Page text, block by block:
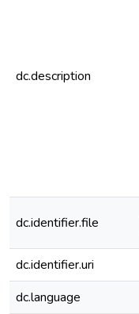
dc.description
dc.identifier.file
dc.identifier.uri
dc.language